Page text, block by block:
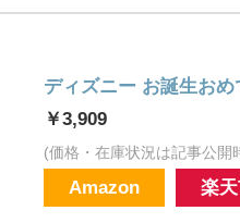
ディズニー お誕生お
￥3,909
(価格・在庫状況は記事公開
Amazon 楽